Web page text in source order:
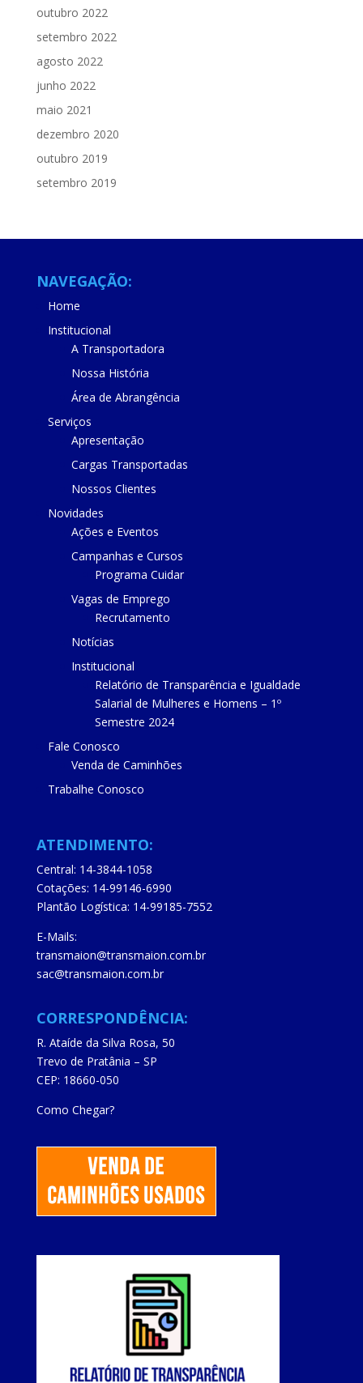
outubro 2022
setembro 2022
agosto 2022
junho 2022
maio 2021
dezembro 2020
outubro 2019
setembro 2019
NAVEGAÇÃO:
Home
Institucional
A Transportadora
Nossa História
Área de Abrangência
Serviços
Apresentação
Cargas Transportadas
Nossos Clientes
Novidades
Ações e Eventos
Campanhas e Cursos
Programa Cuidar
Vagas de Emprego
Recrutamento
Notícias
Institucional
Relatório de Transparência e Igualdade
Salarial de Mulheres e Homens – 1º
Semestre 2024
Fale Conosco
Venda de Caminhões
Trabalhe Conosco
ATENDIMENTO:
Central: 14-3844-1058
Cotações: 14-99146-6990
Plantão Logística: 14-99185-7552
E-Mails:
transmaion@transmaion.com.br
sac@transmaion.com.br
CORRESPONDÊNCIA:
R. Ataíde da Silva Rosa, 50
Trevo de Pratânia – SP
CEP: 18660-050
Como Chegar?